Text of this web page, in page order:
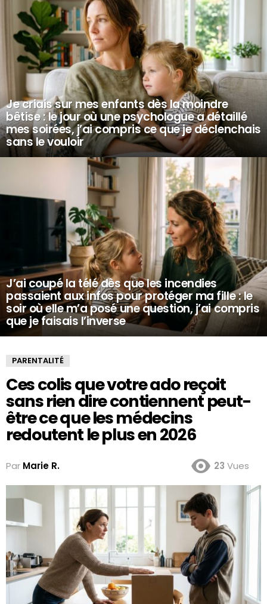
Je criais sur mes enfants dès la moindre
bêtise : le jour où une psychologue a détaillé
mes soirées, j’ai compris ce que je déclenchais
sans le vouloir
J’ai coupé la télé dès que les incendies
passaient aux infos pour protéger ma fille : le
soir où elle m’a posé une question, j’ai compris
que je faisais l’inverse
PARENTALITÉ
Ces colis que votre ado reçoit
sans rien dire contiennent peut-
être ce que les médecins
redoutent le plus en 2026
Par Marie R. 23 Vues